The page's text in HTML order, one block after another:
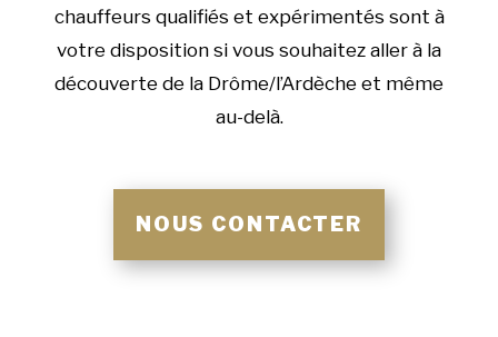
chauffeurs qualifiés et expérimentés sont à
votre disposition si vous souhaitez aller à la
découverte de la Drôme/l’Ardèche et même
au-delà.
NOUS CONTACTER